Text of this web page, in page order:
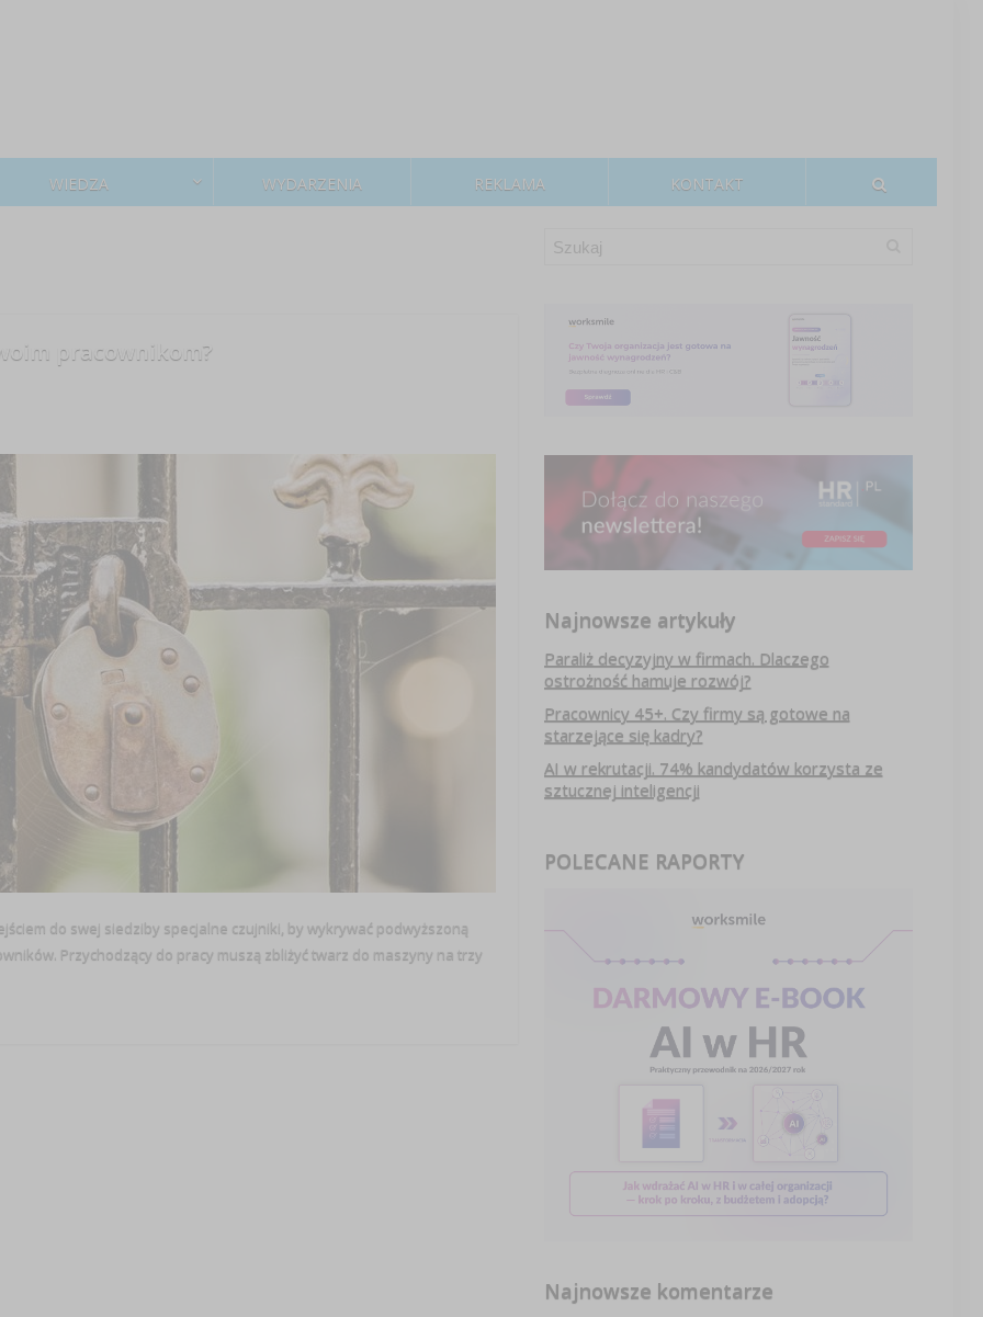
WIEDZA WYDARZENIA REKLAMA KONTAKT
pracownikom?
do swej siedziby specjalne czujniki, by wykrywać podwyższoną
Przychodzący do pracy muszą zbliżyć twarz do maszyny na trzy
Najnowsze artykuły
Paraliż decyzyjny w firmach. Dlaczego
ostrożność hamuje rozwój?
Pracownicy 45+. Czy firmy są gotowe na
starzejące się kadry?
AI w rekrutacji. 74% kandydatów korzysta ze
sztucznej inteligencji
POLECANE RAPORTY
Najnowsze komentarze